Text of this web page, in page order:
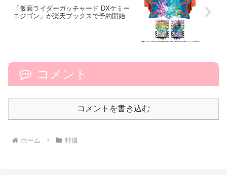
「仮面ライダーガッチャード DXケミー
ニジゴン」が楽天ブックスで予約開始
コメント
コメントを書き込む
ホーム 特撮